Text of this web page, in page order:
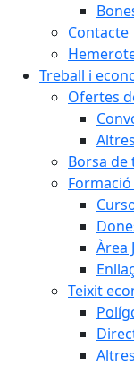
Contacte
Treball i
Ofertes
Borsa de
Àrea
Teixit